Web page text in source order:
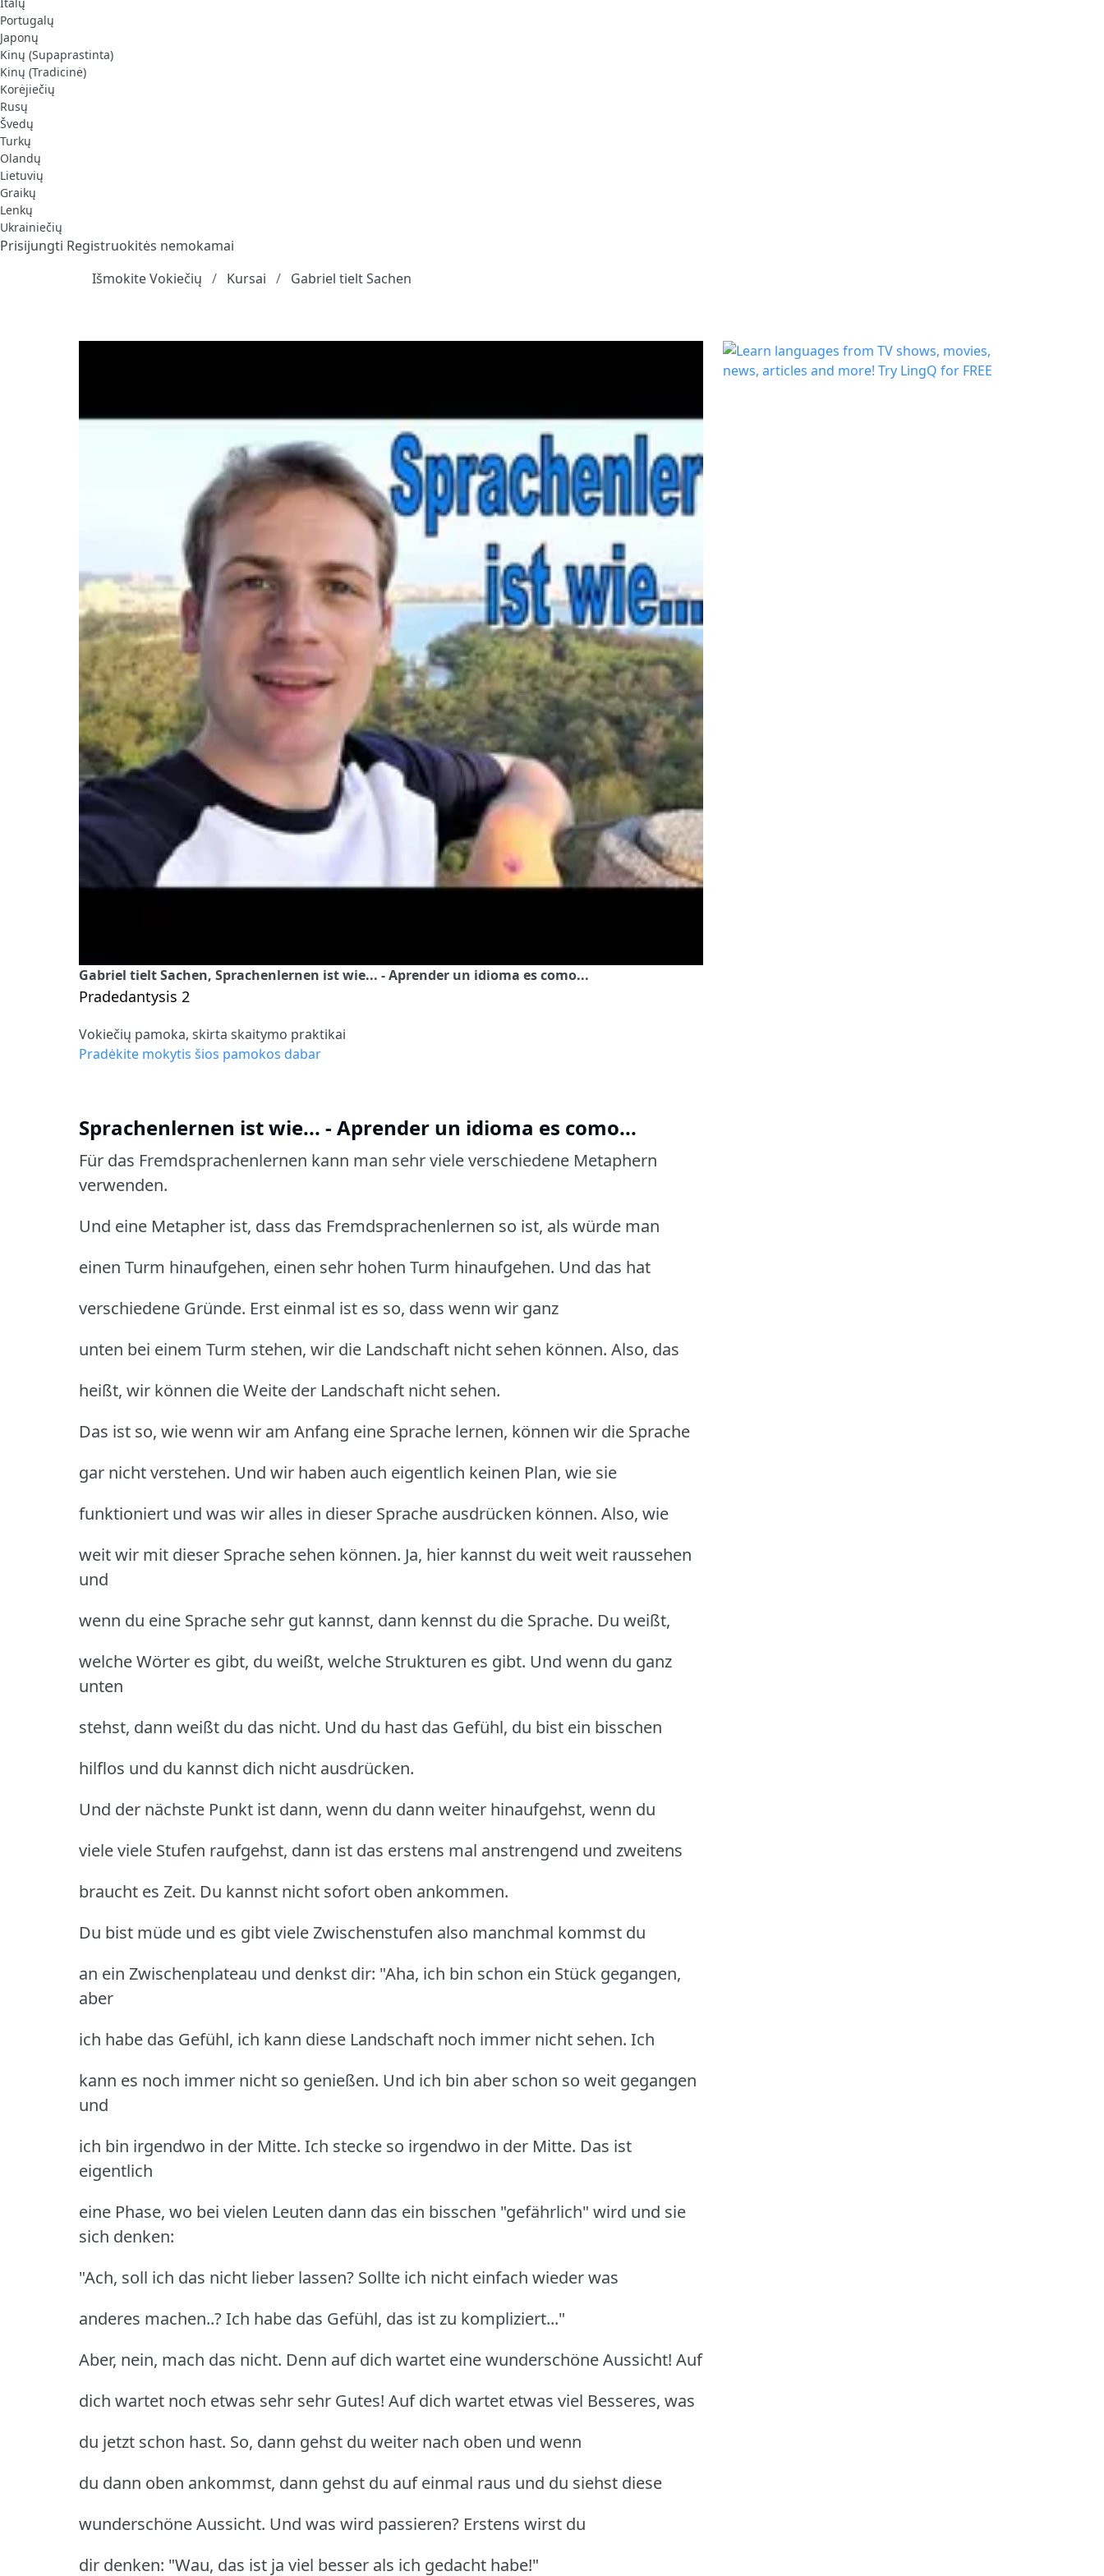
Portugalų
Japonų
Kinų (Supaprastinta)
Kinų (Tradicinė)
Korėjiečių
Rusų
Švedų
Turkų
Olandų
Lietuvių
Graikų
Lenkų
Ukrainiečių
Prisijungti Registruokitės nemokamai
Išmokite Vokiečių
Kursai Gabriel tielt Sachen
Gabriel tielt Sachen, Sprachenlernen ist wie... - Aprender un idioma es como...
Pradedantysis 2
Vokiečių pamoka, skirta skaitymo praktikai
Pradėkite mokytis šios pamokos dabar
Sprachenlernen ist wie... - Aprender un idioma es como...
Für das Fremdsprachenlernen kann man sehr viele verschiedene Metaphern
verwenden.
Und eine Metapher ist, dass das Fremdsprachenlernen so ist, als würde man
einen Turm hinaufgehen, einen sehr hohen Turm hinaufgehen. Und das hat
verschiedene Gründe. Erst einmal ist es so, dass wenn wir ganz
unten bei einem Turm stehen, wir die Landschaft nicht sehen können. Also, das
heißt, wir können die Weite der Landschaft nicht sehen.
Das ist so, wie wenn wir am Anfang eine Sprache lernen, können wir die Sprache
gar nicht verstehen. Und wir haben auch eigentlich keinen Plan, wie sie
funktioniert und was wir alles in dieser Sprache ausdrücken können. Also, wie
weit wir mit dieser Sprache sehen können. Ja, hier kannst du weit weit raussehen
und
wenn du eine Sprache sehr gut kannst, dann kennst du die Sprache. Du weißt,
welche Wörter es gibt, du weißt, welche Strukturen es gibt. Und wenn du ganz
unten
stehst, dann weißt du das nicht. Und du hast das Gefühl, du bist ein bisschen
hilflos und du kannst dich nicht ausdrücken.
Und der nächste Punkt ist dann, wenn du dann weiter hinaufgehst, wenn du
viele viele Stufen raufgehst, dann ist das erstens mal anstrengend und zweitens
braucht es Zeit. Du kannst nicht sofort oben ankommen.
Du bist müde und es gibt viele Zwischenstufen also manchmal kommst du
an ein Zwischenplateau und denkst dir: "Aha, ich bin schon ein Stück gegangen,
aber
ich habe das Gefühl, ich kann diese Landschaft noch immer nicht sehen. Ich
kann es noch immer nicht so genießen. Und ich bin aber schon so weit gegangen
und
ich bin irgendwo in der Mitte. Ich stecke so irgendwo in der Mitte. Das ist
eigentlich
eine Phase, wo bei vielen Leuten dann das ein bisschen "gefährlich" wird und sie
sich denken:
"Ach, soll ich das nicht lieber lassen? Sollte ich nicht einfach wieder was
anderes machen..? Ich habe das Gefühl, das ist zu kompliziert..."
Aber, nein, mach das nicht. Denn auf dich wartet eine wunderschöne Aussicht! Auf
dich wartet noch etwas sehr sehr Gutes! Auf dich wartet etwas viel Besseres, was
du jetzt schon hast. So, dann gehst du weiter nach oben und wenn
du dann oben ankommst, dann gehst du auf einmal raus und du siehst diese
wunderschöne Aussicht. Und was wird passieren? Erstens wirst du
dir denken: "Wau, das ist ja viel besser als ich gedacht habe!"